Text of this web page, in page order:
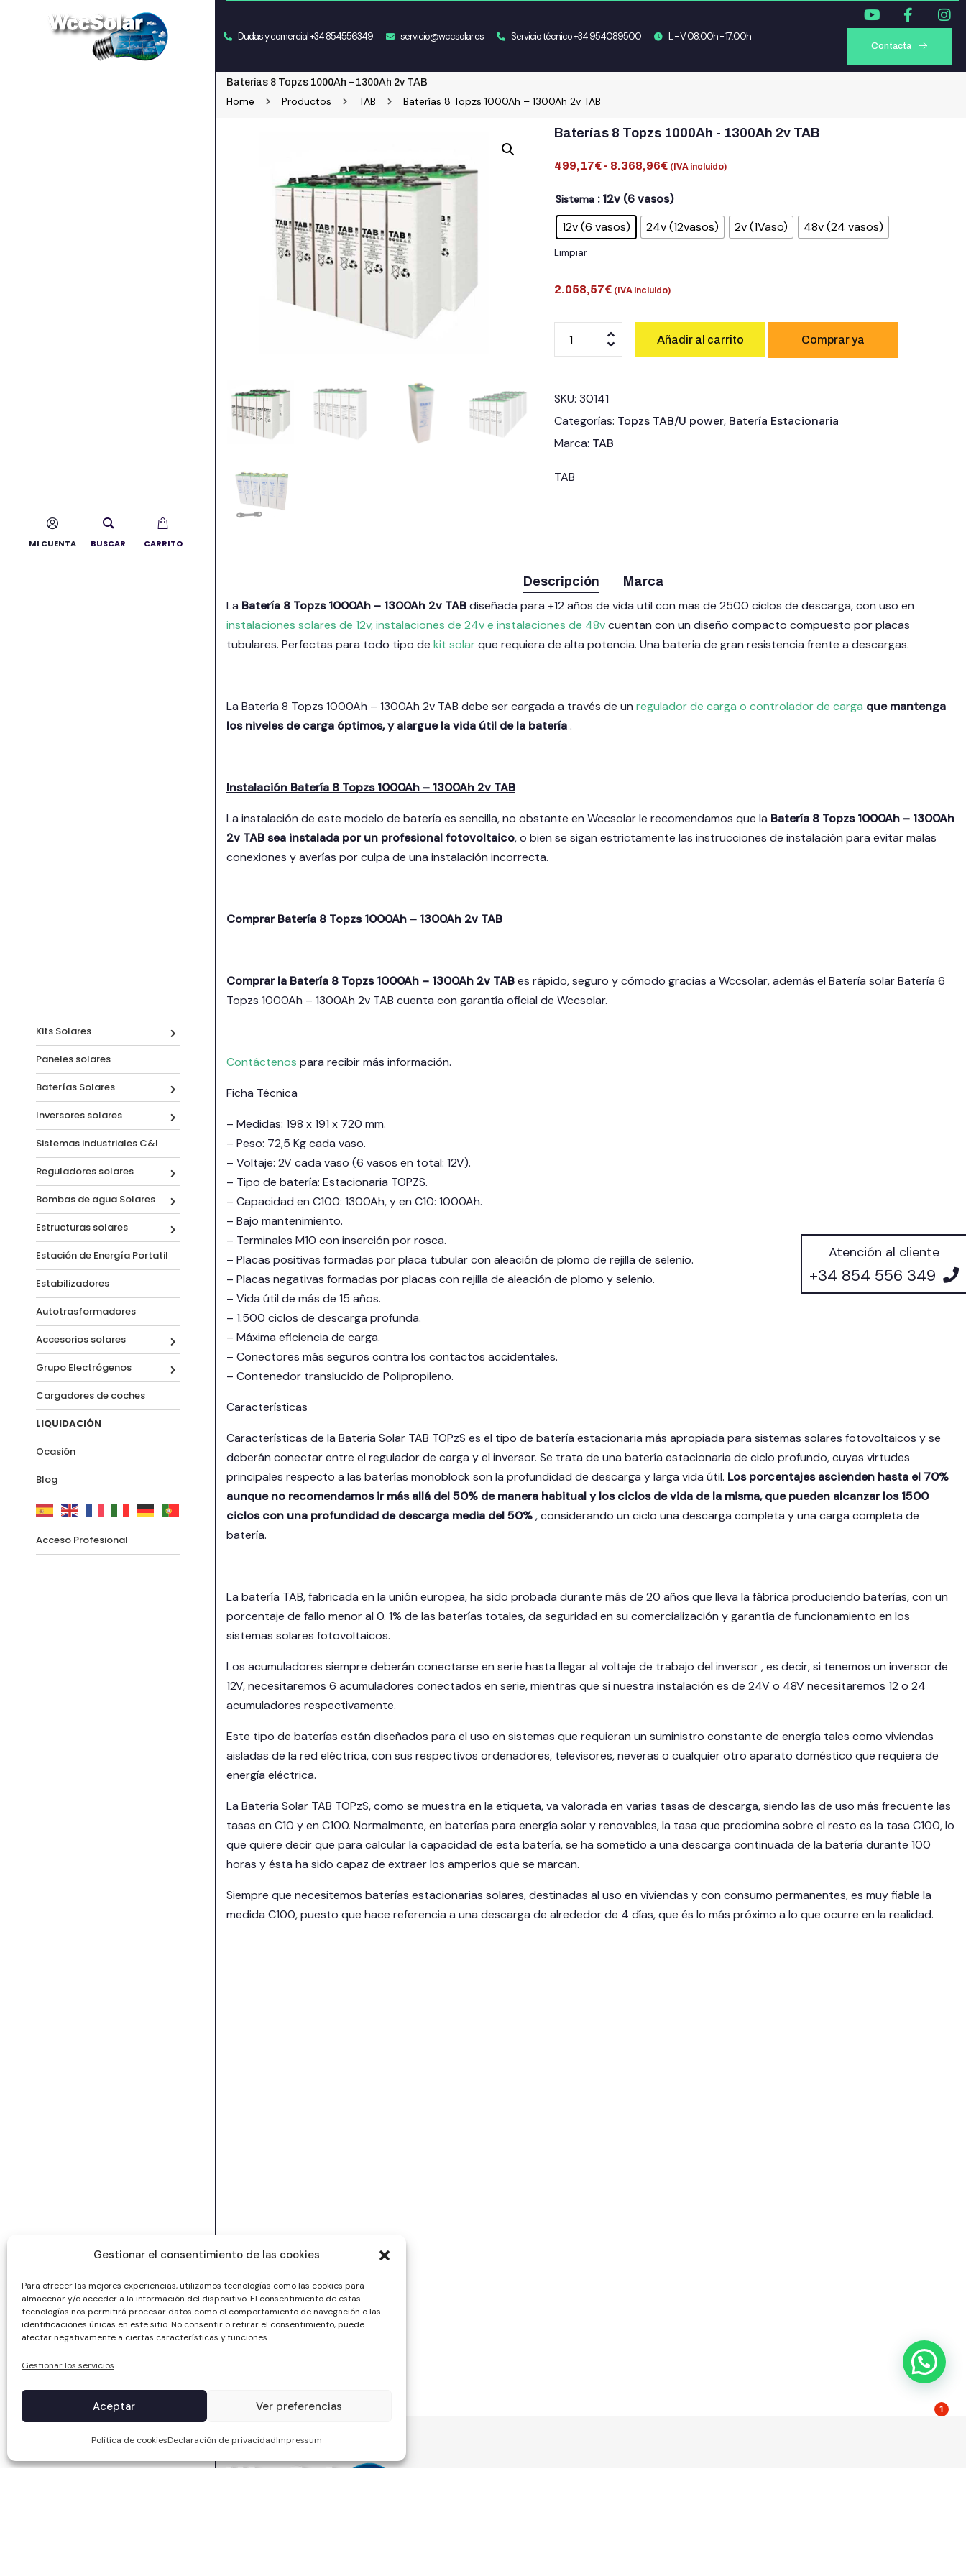
Gestionar el consentimiento de las cookies
Para ofrecer las mejores experiencias, utilizamos tecnologías como las cookies para
almacenar y/o acceder a la información del dispositivo. El consentimiento de estas
tecnologías nos permitirá procesar datos como el comportamiento de navegación o las
identificaciones únicas en este sitio. No consentir o retirar el consentimiento, puede
afectar negativamente a ciertas características y funciones.
Gestionar los servicios
Aceptar Ver preferencias
Política de cookiesDeclaración de privacidadImpressum
Kits Solares
Paneles solares
Baterías Solares
Inversores solares
Sistemas industriales C&I
Reguladores solares
Bombas de agua Solares
Estructuras solares
Estación de Energía Portatil
Estabilizadores
Autotrasformadores
Accesorios solares
Grupo Electrógenos
Cargadores de coches
LIQUIDACIÓN
Ocasión
Blog
Acceso Profesional
MI CUENTA BUSCAR CARRITO
Dudas y comercial +34 854556349 servicio@wccsolar.es Servicio técnico +34 954089500 L - V 08:00h - 17:00h
Contacta
Baterías 8 Topzs 1000Ah – 1300Ah 2v TAB
Home Productos TAB Baterías 8 Topzs 1000Ah – 1300Ah 2v TAB
Baterías 8 Topzs 1000Ah - 1300Ah 2v TAB
499,17€ - 8.368,96€ (IVA incluido)
Sistema : 12v (6 vasos)
12v (6 vasos)
24v (12vasos) 2v (1Vaso) 48v (24 vasos)
Limpiar
2.058,57€ (IVA incluido)
Añadir al carrito
SKU:30141
Categorías: Topzs TAB/U power, Batería Estacionaria
Marca: TAB
TAB
Descripción Marca
La Batería 8 Topzs 1000Ah – 1300Ah 2v TABdiseñada para +12 años de vida util con mas de 2500 ciclos de descarga, con uso en
instalaciones solares de 12v, instalaciones de 24v e instalaciones de 48vcuentan con un diseño compacto compuesto por placas
tubulares. Perfectas para todo tipo de kit solarque requiera de alta potencia. Una bateria de gran resistencia frente a descargas.
La Batería 8 Topzs 1000Ah – 1300Ah 2v TAB debe ser cargada a través de un regulador de carga o controlador de carga que mantenga
los niveles de carga óptimos, y alargue la vida útil de la batería.
Instalación Batería 8 Topzs 1000Ah – 1300Ah 2v TAB
La instalación de este modelo de batería es sencilla, no obstante en Wccsolar le recomendamos que la Batería 8 Topzs 1000Ah – 1300Ah
2v TAB sea instalada por un profesional fotovoltaico, o bien se sigan estrictamente las instrucciones de instalación para evitar malas
conexiones y averías por culpa de una instalación incorrecta.
Comprar Batería 8 Topzs 1000Ah – 1300Ah 2v TAB
Comprar la Batería 8 Topzs 1000Ah – 1300Ah 2v TABes rápido, seguro y cómodo gracias a Wccsolar, además el Batería solar Batería 6
Topzs 1000Ah – 1300Ah 2v TAB cuenta con garantía oficial de Wccsolar.
Contáctenos para recibir más información.
Ficha Técnica
– Medidas: 198 x 191 x 720 mm.
– Peso: 72,5 Kg cada vaso.
– Voltaje: 2V cada vaso (6 vasos en total: 12V).
– Tipo de batería: Estacionaria TOPZS.
– Capacidad en C100: 1300Ah, y en C10: 1000Ah.
– Bajo mantenimiento.
– Terminales M10 con inserción por rosca.
– Placas positivas formadas por placa tubular con aleación de plomo de rejilla de selenio.
– Placas negativas formadas por placas con rejilla de aleación de plomo y selenio.
– Vida útil de más de 15 años.
– 1.500 ciclos de descarga profunda.
– Máxima eficiencia de carga.
– Conectores más seguros contra los contactos accidentales.
– Contenedor translucido de Polipropileno.
Características
Características de la Batería Solar TAB TOPzS es el tipo de batería estacionaria más apropiada para sistemas solares fotovoltaicos y se
deberán conectar entre el regulador de carga y el inversor. Se trata de una batería estacionaria de ciclo profundo, cuyas virtudes
principales respecto a las baterías monoblock son la profundidad de descarga y larga vida útil. Los porcentajes ascienden hasta el 70%
aunque no recomendamos ir más allá del 50% de manera habitual y los ciclos de vida de la misma, que pueden alcanzar los 1500
ciclos con una profundidad de descarga media del 50%, considerando un ciclo una descarga completa y una carga completa de
batería.
La batería TAB, fabricada en la unión europea, ha sido probada durante más de 20 años que lleva la fábrica produciendo baterías, con un
porcentaje de fallo menor al 0. 1% de las baterías totales, da seguridad en su comercialización y garantía de funcionamiento en los
sistemas solares fotovoltaicos.
Los acumuladores siempre deberán conectarse en serie hasta llegar al voltaje de trabajo del inversor , es decir, si tenemos un inversor de
12V, necesitaremos 6 acumuladores conectados en serie, mientras que si nuestra instalación es de 24V o 48V necesitaremos 12 o 24
acumuladores respectivamente.
Este tipo de baterías están diseñados para el uso en sistemas que requieran un suministro constante de energía tales como viviendas
aisladas de la red eléctrica, con sus respectivos ordenadores, televisores, neveras o cualquier otro aparato doméstico que requiera de
energía eléctrica.
La Batería Solar TAB TOPzS, como se muestra en la etiqueta, va valorada en varias tasas de descarga, siendo las de uso más frecuente las
tasas en C10 y en C100. Normalmente, en baterías para energía solar y renovables, la tasa que predomina sobre el resto es la tasa C100, lo
que quiere decir que para calcular la capacidad de esta batería, se ha sometido a una descarga continuada de la batería durante 100
horas y ésta ha sido capaz de extraer los amperios que se marcan.
Siempre que necesitemos baterías estacionarias solares, destinadas al uso en viviendas y con consumo permanentes, es muy fiable la
medida C100, puesto que hace referencia a una descarga de alrededor de 4 días, que és lo más próximo a lo que ocurre en la realidad.
1
Atención al cliente
+34 854 556 349